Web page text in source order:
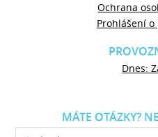
Ochrana
Prohlášení
Dnes:
MÁTE OTÁZKY?